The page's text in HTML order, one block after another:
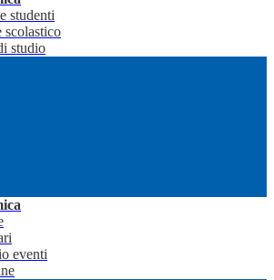
studenti
scolastico
studio
eventi